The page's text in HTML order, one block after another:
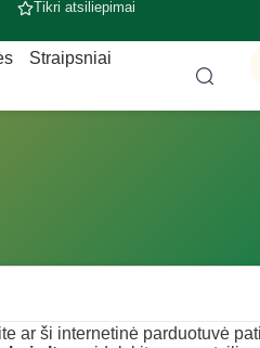
Tikri atsiliepimai
Straipsniai
ar ši internetinė parduotuvė